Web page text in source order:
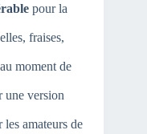
pour la
fraises,
moment de
une version
les amateurs de